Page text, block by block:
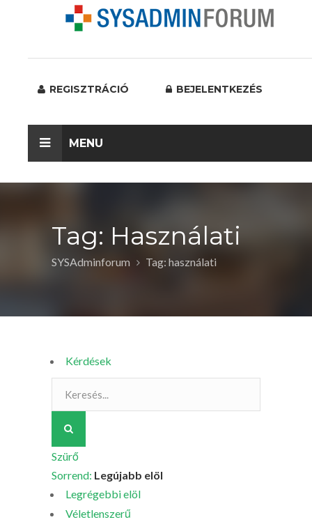
REGISZTRÁCIÓ BEJELENTKEZÉS
MENU
Tag: Használati
SYSAdminforum Tag: használati
Kérdések
Szürő
Sorrend: Legújabb elöl
Legrégebbi elöl
Véletlenszerű